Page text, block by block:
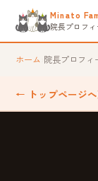
Minato
院長プロフ
ホーム 院長プロフィ
← トップページへ